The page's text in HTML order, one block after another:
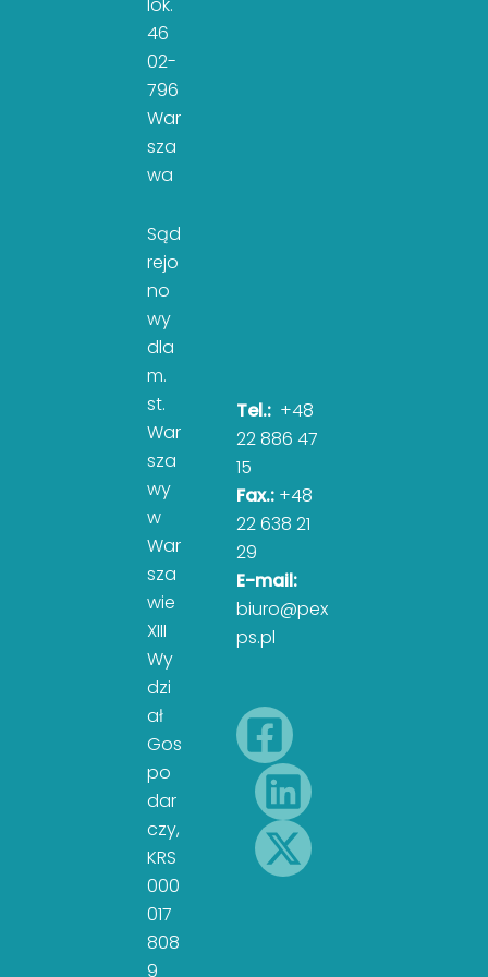
46
02-
796
War
sza
wa
Sąd
rejo
no
wy
dla
m.
st.
War
sza
wy
w
War
sza
wie
XIII
Wy
dzi
ał
Gos
po
dar
czy,
KRS
000
017
808
9
Tel.: +48
22 886 47
15
Fax.: +48
22 638 21
29
E-mail:
biuro@pex
ps.pl